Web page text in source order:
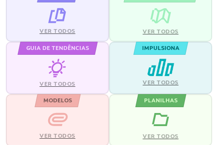
VER TODOS VER TODOS
GUIA DE TENDÊNCIAS
VER TODOS
IMPULSIONA
VER TODOS
MODELOS
VER TODOS
PLANILHAS
VER TODOS